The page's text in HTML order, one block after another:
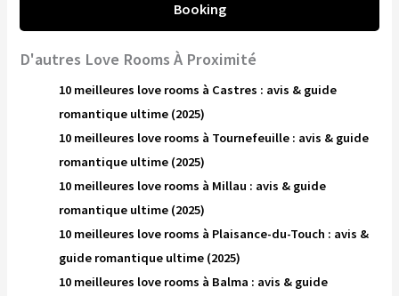
Booking
D'autres Love Rooms À Proximité
10 meilleures love rooms à Castres : avis & guide
romantique ultime (2025)
10 meilleures love rooms à Tournefeuille : avis & guide
romantique ultime (2025)
10 meilleures love rooms à Millau : avis & guide
romantique ultime (2025)
10 meilleures love rooms à Plaisance-du-Touch : avis &
guide romantique ultime (2025)
10 meilleures love rooms à Balma : avis & guide